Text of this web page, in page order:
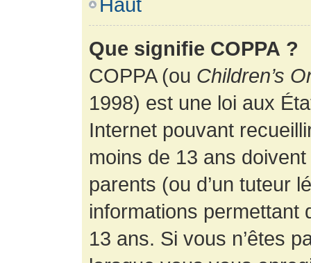
Que signifie COPPA ?
COPPA (ou Children’s
1998) est une loi aux
Internet pouvant
moins de 13 ans
parents (ou d’un tuteur
informations permettant
13 ans. Si vous n’êtes